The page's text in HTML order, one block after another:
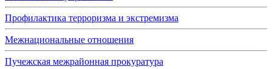
Профилактика терроризма и экстремизма
Межнациональные отношения
Пучежская межрайонная прокуратура